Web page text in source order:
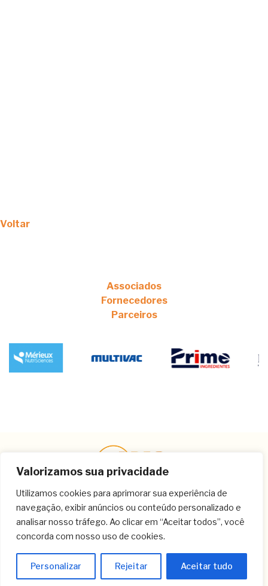
Valorizamos sua privacidade
Utilizamos cookies para aprimorar sua experiência de
navegação, exibir anúncios ou conteúdo personalizado e
analisar nosso tráfego. Ao clicar em “Aceitar todos”, você
concorda com nosso uso de cookies.
Personalizar Rejeitar Aceitar tudo
Voltar
Associados
Fornecedores
Parceiros
Contato
(11) 3259-8266